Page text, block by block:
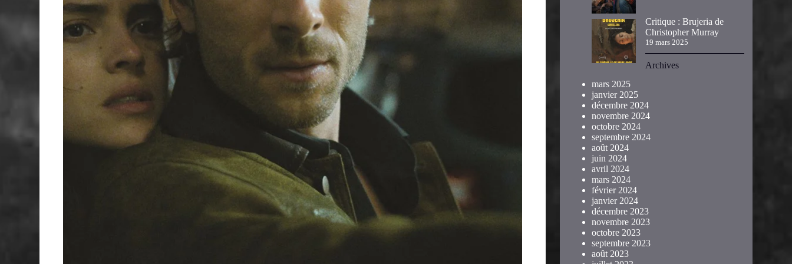
Critique : Brujeria de
Christopher Murray
19 mars 2025
Archives
mars 2025
janvier 2025
décembre 2024
novembre 2024
octobre 2024
septembre 2024
août 2024
juin 2024
avril 2024
mars 2024
février 2024
janvier 2024
décembre 2023
novembre 2023
octobre 2023
septembre 2023
août 2023